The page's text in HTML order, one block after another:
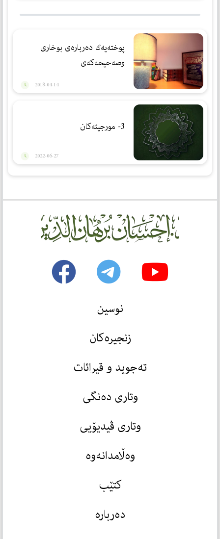
پوخته‌یه‌ك ده‌رباره‌ی بوخاری
وصه‌حیحه‌كه‌ی
2018-04-14
3- مورجیئەكان
2022-06-27
نوسین
زنجیرەکان
تەجوید و قیرائات
وتاری دەنگی
وتاری ڤیدیۆیی
وەڵامدانەوە
کتێب
دەربارە